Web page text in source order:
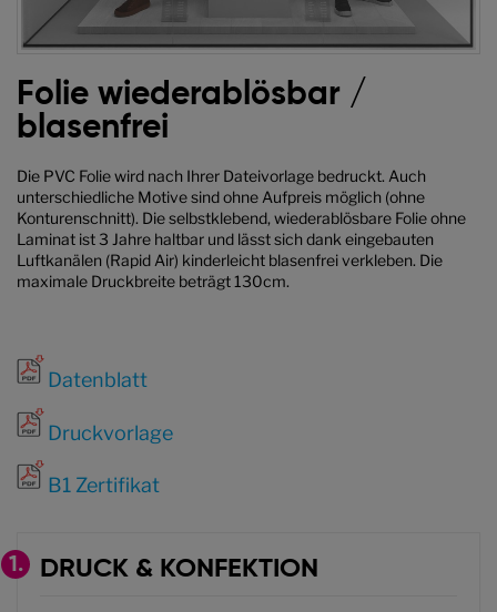
Anfang
der
Bildgalerie
Folie wiederablösbar /
blasenfrei
Die PVC Folie wird nach Ihrer Dateivorlage bedruckt. Auch
unterschiedliche Motive sind ohne Aufpreis möglich (ohne
Konturenschnitt). Die selbstklebend, wiederablösbare Folie ohne
Laminat ist 3 Jahre haltbar und lässt sich dank eingebauten
Luftkanälen (Rapid Air) kinderleicht blasenfrei verkleben. Die
maximale Druckbreite beträgt 130cm.
Datenblatt
Druckvorlage
B1 Zertifikat
1. DRUCK & KONFEKTION